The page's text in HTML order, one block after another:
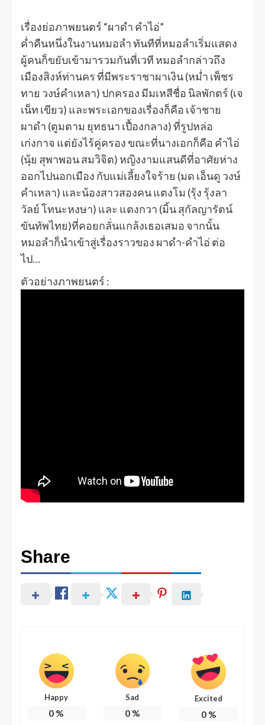
เรื่องย่อภาพยนตร์ “ผาดำ คำไอ่”
ค่ำคืนหนึ่งในงานหมอลำ ทันทีที่หมอลำเริ่มแสดง
ผู้คนก็ขยับเข้ามารวมกันที่เวที หมอลำกล่าวถึง
เมืองสิงห์ท่านคร ที่มีพระราชาผาเงิน (หม่ำ เพ็ชร
ทาย วงษ์คำเหลา) ปกครอง มีมเหสีชื่อ นิลพักตร์ (เจ
เน็ท เขียว) และพระเอกของเรื่องก็คือ เจ้าชาย
ผาดำ (ตูมตาม ยุทธนา เปื้องกลาง) ที่รูปหล่อ
เก่งกาจ แต่ยังไร้คู่ครอง ขณะที่นางเอกก็คือ คำไอ่
(นุ้ย สุพาพอน สมวิจิต) หญิงงามแสนดีที่อาศัยห่าง
ออกไปนอกเมือง กับแม่เลี้ยงใจร้าย (มด เอ็นดู วงษ์
คำเหลา) และน้องสาวสองคน แตงโม (รุ้ง รุ้งลา
วัลย์ โทนะหงษา) และ แตงกวา (มิ้น สุกัลญารัตน์
ขันทัพไทย)ที่คอยกลั่นแกล้งเธอเสมอ จากนั้น
หมอลำก็นำเข้าสู่เรื่องราวของ ผาดำ-คำไอ่ ต่อ
ไป…
ตัวอย่างภาพยนตร์ :
Share
Happy
0 %
Sad
0%
Excited
0%